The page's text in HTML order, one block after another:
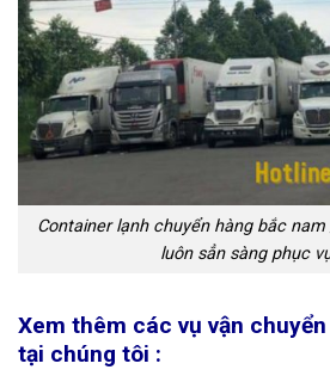
Container lạnh chuyển hàng bắc
luôn sẳn sàng phục
Xem thêm các vụ vận
tại chúng tôi :